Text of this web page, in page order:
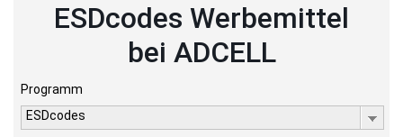
ESDcodes Werbemittel
bei ADCELL
Programm
ESDcodes